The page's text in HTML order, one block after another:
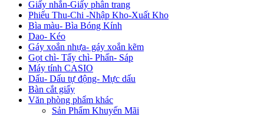
Giấy nhắn-Giấy phân trang
Phiếu Thu-Chi -Nhập Kho-Xuất Kho
Bìa màu- Bìa Bóng Kính
Dao- Kéo
Gáy xoắn nhựa- gáy xoắn kẽm
Gọt chì- Tẩy chì- Phấn- Sáp
Máy tính CASIO
Dấu- Dấu tự động- Mực dấu
Bàn cắt giấy
Văn phòng phẩm khác
Sản Phẩm Khuyến Mãi